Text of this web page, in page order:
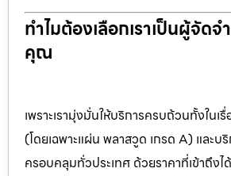
ทำไมต้องเลือกเราเป็นผู้จัด
คุณ
เพราะเรามุ่งมั่นให้บริการครบถ้วนทั้งใน
(โดยเฉพาะแผ่น พลาสวูด เกรด A) และบ
ครอบคลุมทั่วประเทศ ด้วยราคาที่เข้าถึง